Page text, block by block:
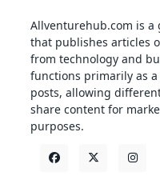
Allventurehub.com is
that publishes articles
from technology and
functions primarily as
posts, allowing
share content for
purposes.